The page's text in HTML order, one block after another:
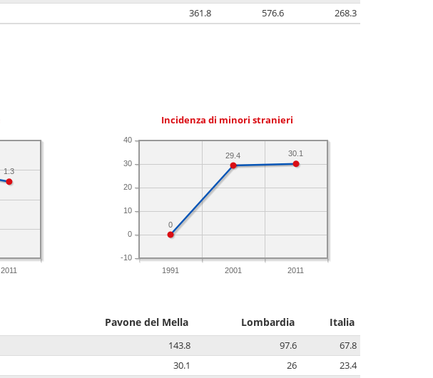
361.8 576.6 268.3
2011
1.3
Incidenza di minori stranieri
1991 2001 2011
-10
0
10
20
30
40
30.1
29.4
0
Pavone del Mella Lombardia Italia
143.8 97.6
67.8
30.1 26
23.4